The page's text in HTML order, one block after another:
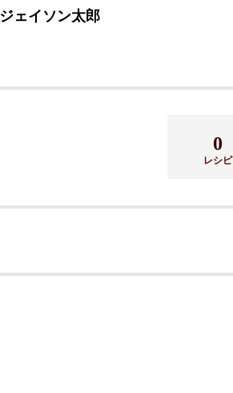
ジェイソン太郎
0
レシピ